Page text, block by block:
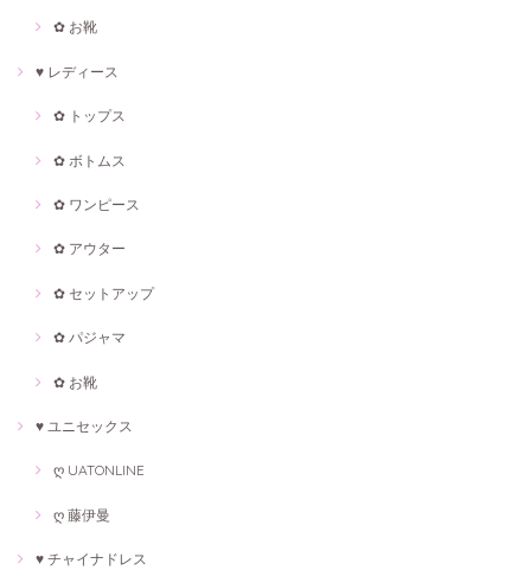
✿ お靴
♥ レディース
✿ トップス
✿ ボトムス
✿ ワンピース
✿ アウター
✿ セットアップ
✿ パジャマ
✿ お靴
♥ ユニセックス
ღ UATONLINE
ღ 藤伊曼
♥ チャイナドレス